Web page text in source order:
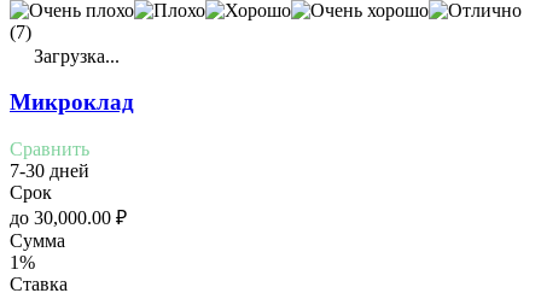
(7)
Загрузка...
Микроклад
Сравнить
7-30 дней
Срок
до 30,000.00 ₽
Сумма
1%
Ставка